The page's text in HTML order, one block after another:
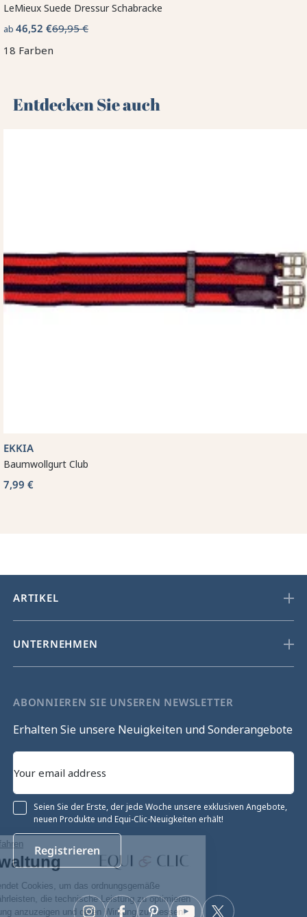
Ohne Einwilligung fortfahren
Cookie-Verwaltung
Unsere Website verwendet Cookies, um das ordnungsgemäße
Funktionieren zu gewährleisten, die technische Leistung zu optimieren
sowie relevante Werbung anzuzeigen und deren Wirkung zu messen.
LeMieux Suede Dressur Schabracke
ab 46,52 €69,95 €
18 Farben
Entdecken Sie auch 🌻
EKKIA
Baumwollgurt Club
7,99 €
ARTIKEL
UNTERNEHMEN
ABONNIEREN SIE UNSEREN NEWSLETTER
Erhalten Sie unsere Neuigkeiten und Sonderangebote
Seien Sie der Erste, der jede Woche unsere exklusiven Angebote,
neuen Produkte und Equi-Clic-Neuigkeiten erhält!
Registrieren